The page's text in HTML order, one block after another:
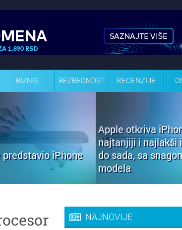
BIZNIS BEZBEDNOST RECENZIJE
predstavio iPhone
Apple otkriva
najtanjiji i najlakši
do sada, sa
modela
NAJNOVIJE